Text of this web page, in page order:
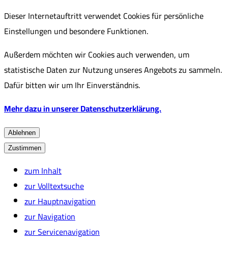
Dieser Internetauftritt verwendet Cookies für persönliche
Einstellungen und besondere Funktionen.
Außerdem möchten wir Cookies auch verwenden, um
statistische Daten zur Nutzung unseres Angebots zu sammeln.
Dafür bitten wir um Ihr Einverständnis.
Mehr dazu in unserer Datenschutzerklärung.
Ablehnen
Zustimmen
zum Inhalt
zur Volltextsuche
zur Hauptnavigation
zur Navigation
zur Servicenavigation